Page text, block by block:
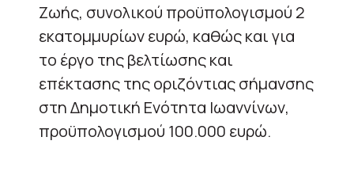
Ζωής, συνολικού προϋπολογισμού 2
εκατομμυρίων ευρώ, καθώς και για
το έργο της βελτίωσης και
επέκτασης της οριζόντιας σήμανσης
στη Δημοτική Ενότητα Ιωαννίνων,
προϋπολογισμού 100.000 ευρώ.